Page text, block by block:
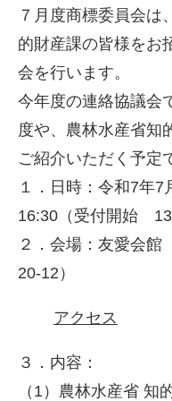
７月度商標委員会は
的財産課の皆様をお
会を行います。
今年度の連絡協議会
度や、農林水産省知
ご紹介いただく予定
１．日時：令和7年
16:30（受付開始
２．会場：友愛会
20-12）
アクセス
３．内容：
（1）農林水産省 知